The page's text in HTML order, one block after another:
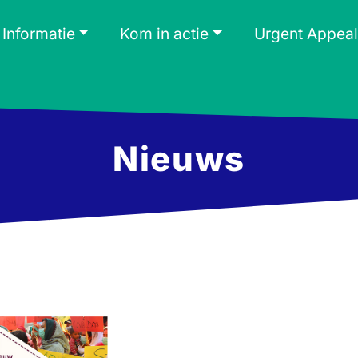
Informatie Kom in actie Urgent
Nieuws